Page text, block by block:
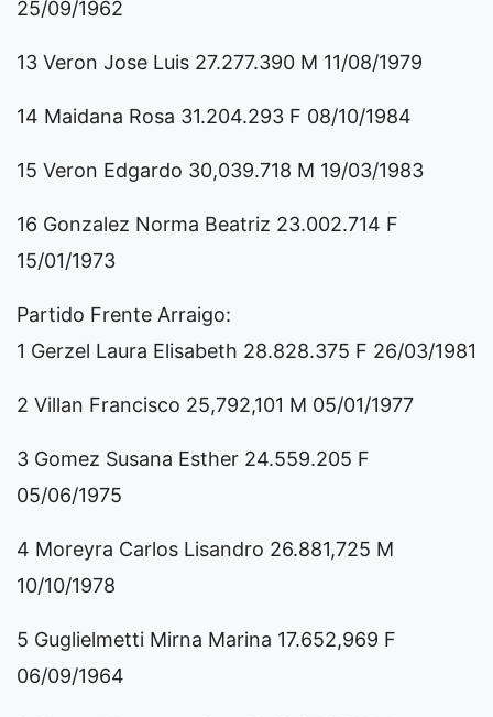
25/09/1962
13 Veron Jose Luis 27.277.390 M 11/08/1979
14 Maidana Rosa 31.204.293 F 08/10/1984
15 Veron Edgardo 30,039.718 M 19/03/1983
16 Gonzalez Norma Beatriz 23.002.714 F
15/01/1973
Partido Frente Arraigo:
1 Gerzel Laura Elisabeth 28.828.375 F 26/03/1981
2 Villan Francisco 25,792,101 M 05/01/1977
3 Gomez Susana Esther 24.559.205 F
05/06/1975
4 Moreyra Carlos Lisandro 26.881,725 M
10/10/1978
5 Guglielmetti Mirna Marina 17.652,969 F
06/09/1964